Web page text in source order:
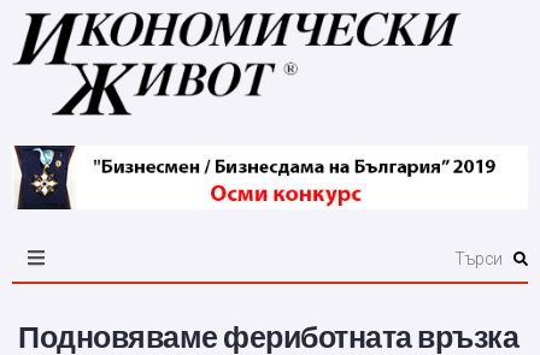
Подновяваме фериботната връзка